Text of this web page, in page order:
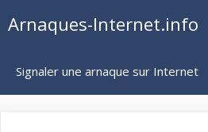
auArnaques-Internet.info
Signaler une arnaque sur Internet